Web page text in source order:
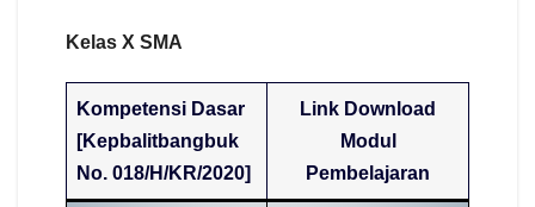
Kelas X SMA
Kompetensi Dasar
[Kepbalitbangbuk
No. 018/H/KR/2020]
Link Download
Modul
Pembelajaran